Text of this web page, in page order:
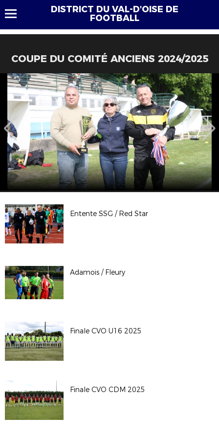
DISTRICT DU VAL-D'OISE DE
FOOTBALL
COUPE DU COMITÉ ANCIENS 2024/2025
Entente SSG / Red Star
Adamois / Fleury
Finale CVO U16 2025
Finale CVO CDM 2025